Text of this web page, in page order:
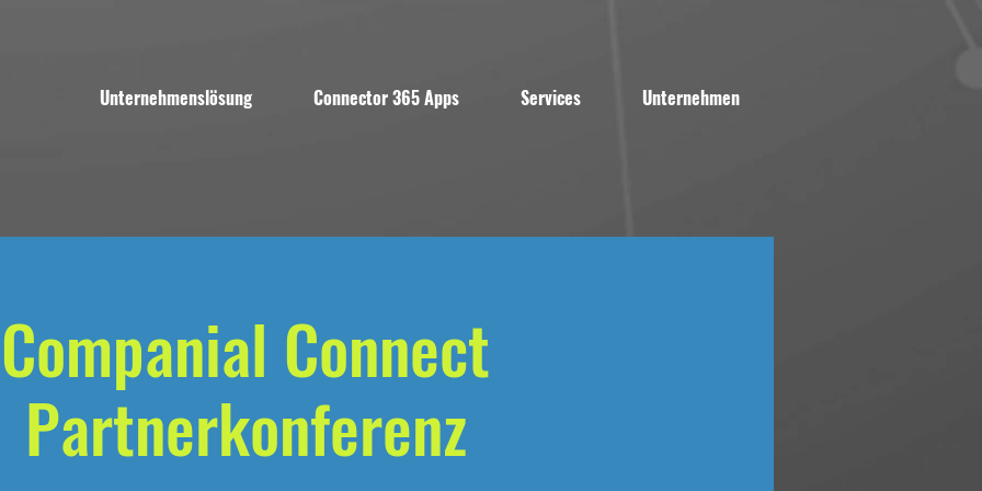
Unternehmenslösung Connector 365 Apps Services Unternehmen
Companial Connect
Partnerkonferenz